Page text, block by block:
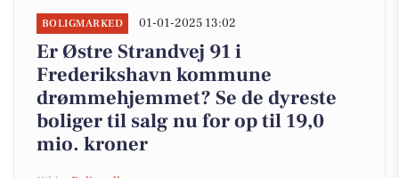
BOLIGMARKED 01-01-2025 13:02
Er Østre Strandvej 91 i
Frederikshavn kommune
drømmehjemmet? Se de dyreste
boliger til salg nu for op til 19,0
mio. kroner